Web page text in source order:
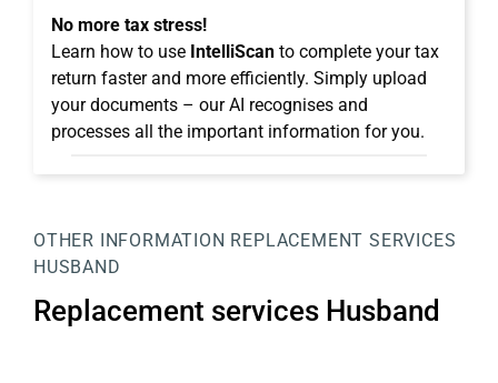
No more tax stress!
Learn how to use IntelliScan to complete your tax
return faster and more efficiently. Simply upload
your documents – our AI recognises and
processes all the important information for you.
OTHER INFORMATION REPLACEMENT SERVICES
HUSBAND
Replacement services Husband